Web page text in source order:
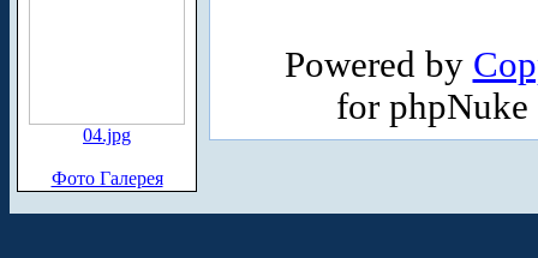
04.jpg
Фото Галерея
Powered by
for